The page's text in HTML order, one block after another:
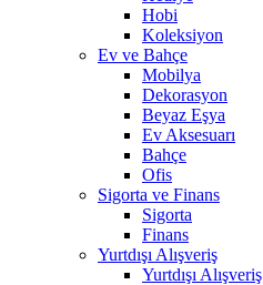
Hobi
Koleksiyon
Ev ve Bahçe
Mobilya
Dekorasyon
Beyaz Eşya
Ev Aksesuarı
Bahçe
Ofis
Sigorta ve Finans
Sigorta
Finans
Yurtdışı Alışveriş
Yurtdışı Alışveriş